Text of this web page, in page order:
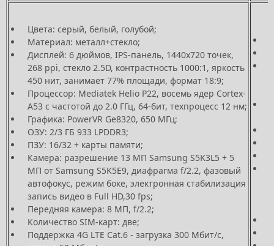
Цвета: серый, белый, голубой;
Материал: металл+стекло;
Дисплей: 6 дюймов, IPS-панель, 1440х720 точек,
268 ppi, стекло 2.5D, контрастность 1000:1, яркость
450 нит, занимает 77% площади, формат 18:9;
Процессор: Mediatek Helio P22, восемь ядер Cortex-
A53 с частотой до 2.0 ГГц, 64-бит, техпроцесс 12 нм;
Графика: PowerVR Ge8320, 650 МГц;
ОЗУ: 2/3 ГБ 933 LPDDR3;
ПЗУ: 16/32 + карты памяти;
Камера: разрешение 13 МП Samsung S5K3L5 + 5
МП от Samsung S5K5E9, диафрагма f/2.2, фазовый
автофокус, режим боке, электронная стабилизация
запись видео в Full HD,30 fps;
Передняя камера: 8 МП, f/2.2;
Количество SIM-карт: две;
Поддержка 4G LTE Cat.6 - загрузка 300 Мбит/с,